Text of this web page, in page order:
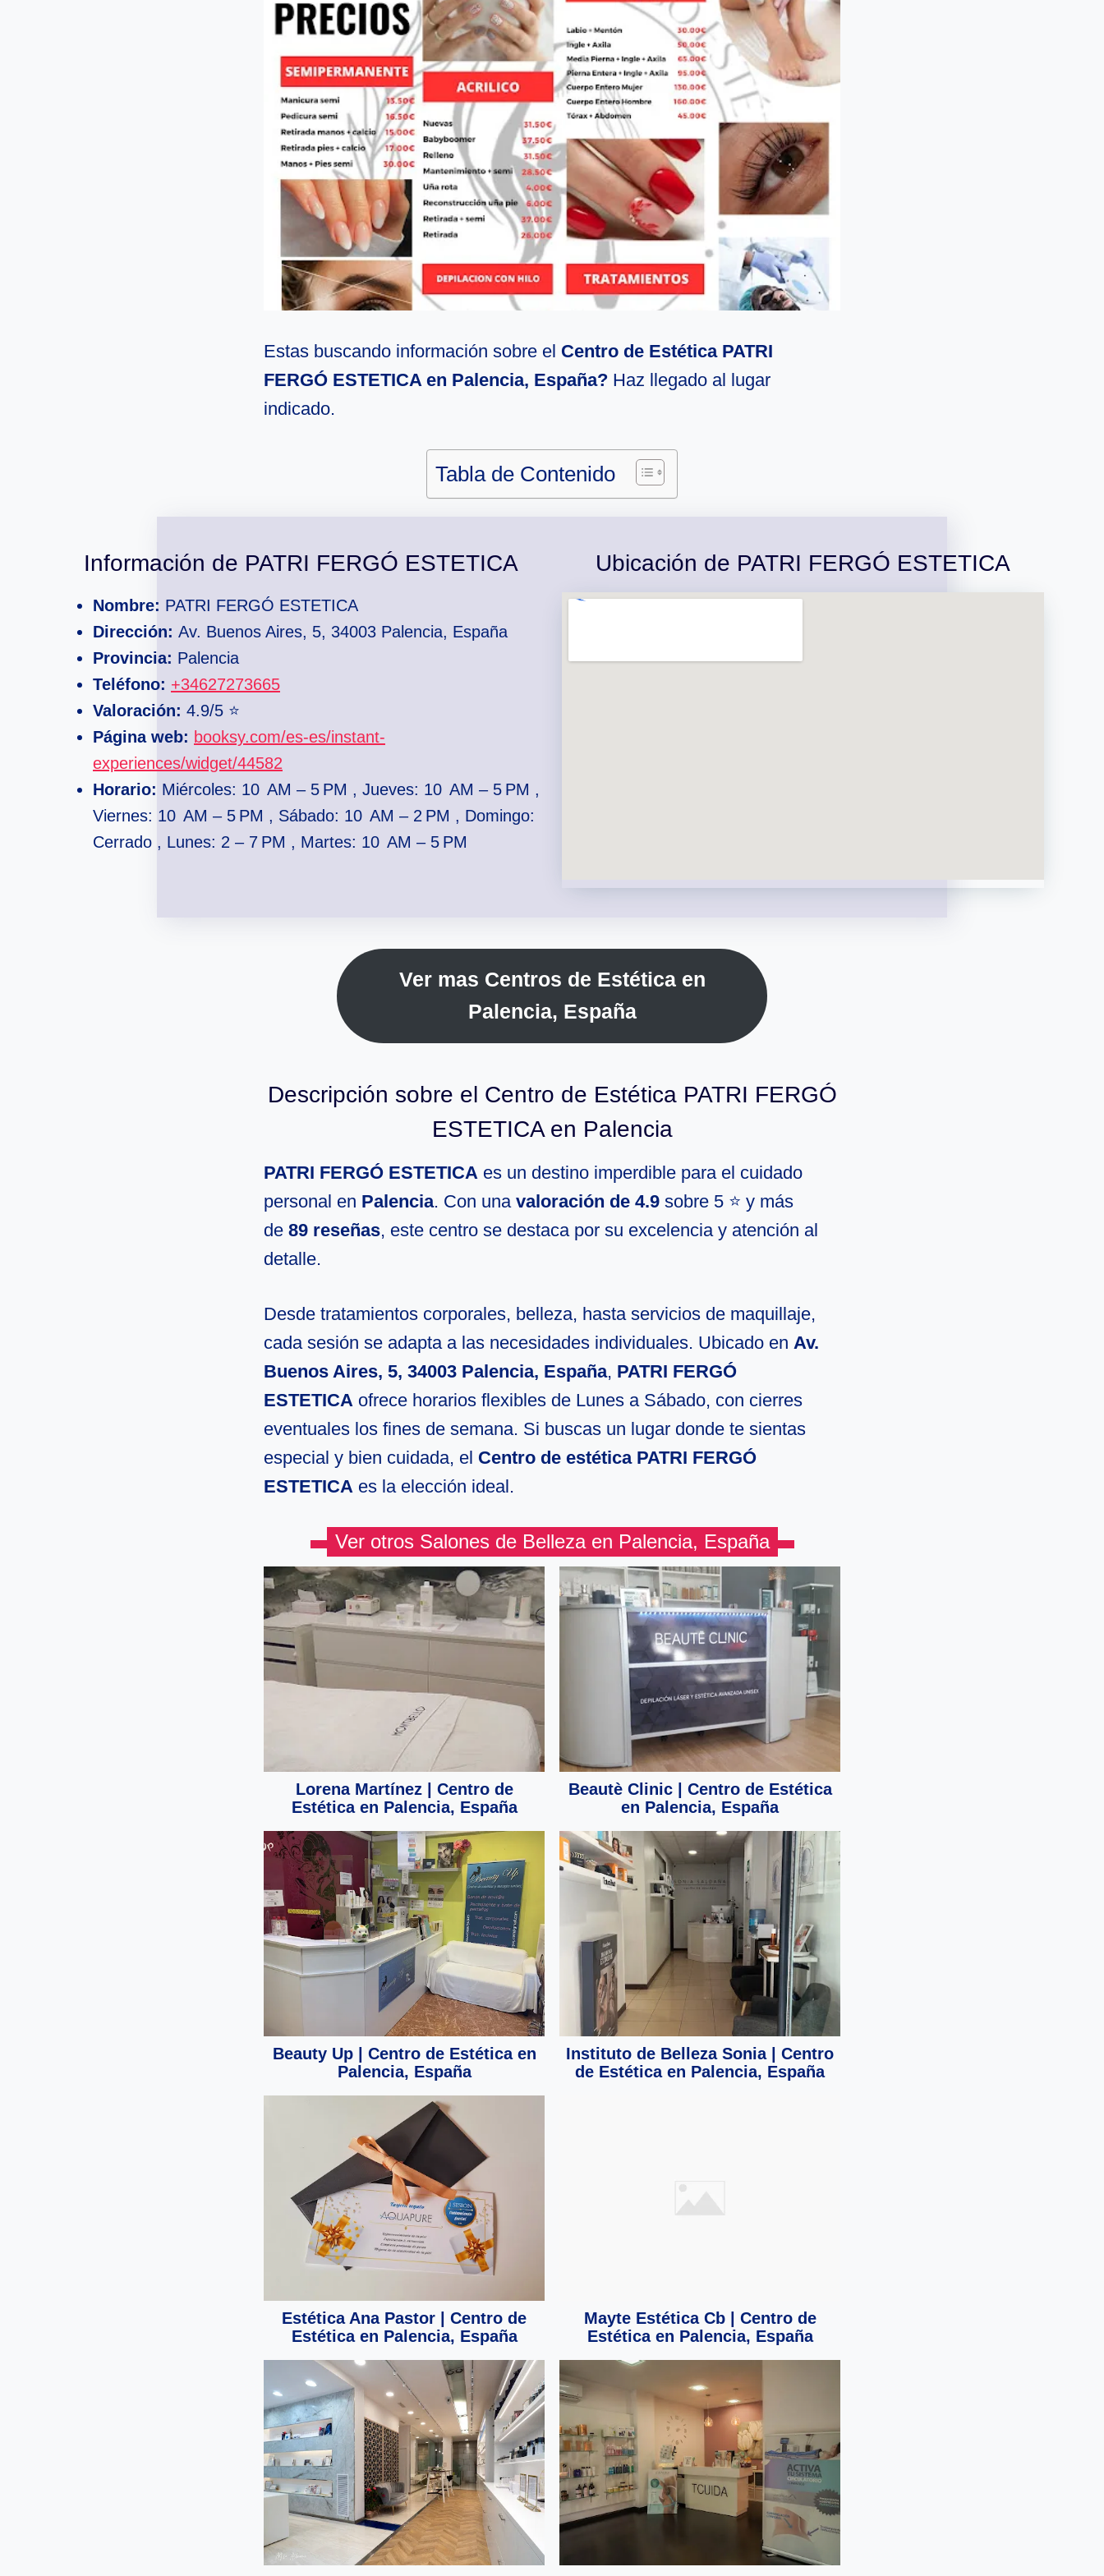
Estas buscando información sobre el Centro de Estética PATRI
FERGÓ ESTETICA en Palencia, España? Haz llegado al lugar
indicado.
Tabla de Contenido
Información de PATRI FERGÓ ESTETICA
Nombre: PATRI FERGÓ ESTETICA
Dirección: Av. Buenos Aires, 5, 34003 Palencia, España
Provincia: Palencia
Teléfono: +34627273665
Valoración: 4.9/5 ⭐
Página web: booksy.com/es-es/instant-
experiences/widget/44582
Horario: Miércoles: 10 AM – 5 PM , Jueves: 10 AM – 5 PM ,
Viernes: 10 AM – 5 PM , Sábado: 10 AM – 2 PM , Domingo:
Cerrado , Lunes: 2 – 7 PM , Martes: 10 AM – 5 PM
Ubicación de PATRI FERGÓ ESTETICA
Ver mas Centros de Estética en
Palencia, España
Descripción sobre el Centro de Estética PATRI FERGÓ
ESTETICA en Palencia
PATRI FERGÓ ESTETICA es un destino imperdible para el cuidado
personal en Palencia. Con una valoración de 4.9 sobre 5 ⭐ y más
de 89 reseñas, este centro se destaca por su excelencia y atención al
detalle.
Desde tratamientos corporales, belleza, hasta servicios de maquillaje,
cada sesión se adapta a las necesidades individuales. Ubicado en Av.
Buenos Aires, 5, 34003 Palencia, España, PATRI FERGÓ
ESTETICA ofrece horarios flexibles de Lunes a Sábado, con cierres
eventuales los fines de semana. Si buscas un lugar donde te sientas
especial y bien cuidada, el Centro de estética PATRI FERGÓ
ESTETICA es la elección ideal.
Ver otros Salones de Belleza en Palencia, España
Lorena Martínez | Centro de
Estética en Palencia, España
Beautè Clinic | Centro de Estética
en Palencia, España
Beauty Up | Centro de Estética en
Palencia, España
Instituto de Belleza Sonia | Centro
de Estética en Palencia, España
Estética Ana Pastor | Centro de
Estética en Palencia, España
Mayte Estética Cb | Centro de
Estética en Palencia, España